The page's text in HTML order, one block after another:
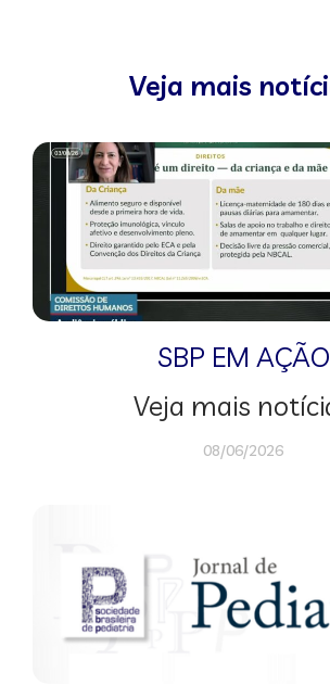
Veja mais
SBP EM AÇÃO
Veja mais
08/06/2026